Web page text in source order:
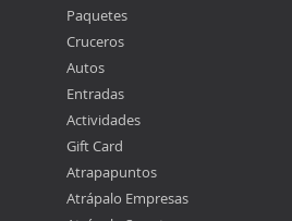
Paquetes
Cruceros
Autos
Entradas
Actividades
Gift Card
Atrapapuntos
Atrápalo Empresas